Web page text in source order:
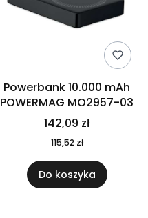
Powerbank 10.000 mAh
POWERMAG MO2957-03
142,09 zł
115,52 zł
Do koszyka